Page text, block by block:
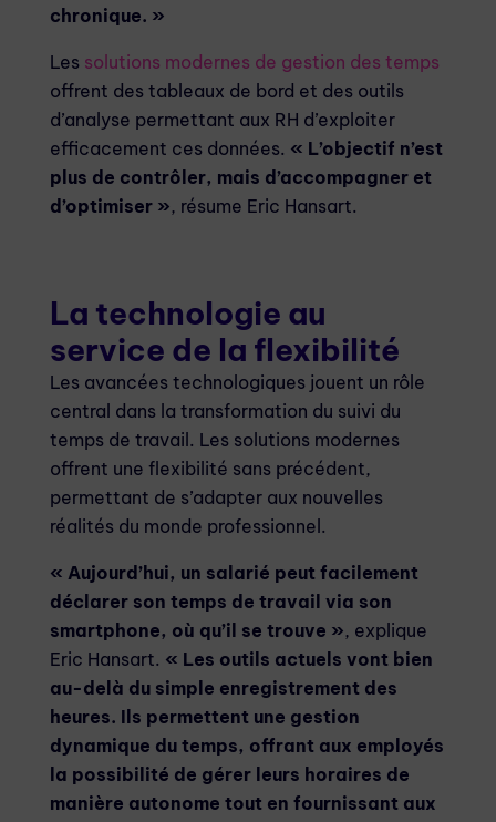
chronique. »
Les solutions modernes de gestion des temps
offrent des tableaux de bord et des outils
d’analyse permettant aux RH d’exploiter
efficacement ces données. « L’objectif n’est
plus de contrôler, mais d’accompagner et
d’optimiser », résume Eric Hansart.
La technologie au
service de la flexibilité
Les avancées technologiques jouent un rôle
central dans la transformation du suivi du
temps de travail. Les solutions modernes
offrent une flexibilité sans précédent,
permettant de s’adapter aux nouvelles
réalités du monde professionnel.
« Aujourd’hui, un salarié peut facilement
déclarer son temps de travail via son
smartphone, où qu’il se trouve », explique
Eric Hansart. « Les outils actuels vont bien
au-delà du simple enregistrement des
heures. Ils permettent une gestion
dynamique du temps, offrant aux employés
la possibilité de gérer leurs horaires de
manière autonome tout en fournissant aux